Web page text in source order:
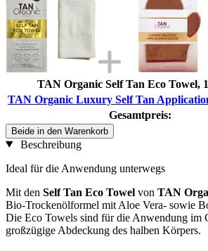
TAN Organic Self Tan Eco Towel,
TAN Organic Luxury Self Tan
Gesamtpreis:
Beide in den Warenkorb
Beschreibung
Ideal für die Anwendung unterwegs
Mit den Self Tan Eco Towel von TAN
Bio-Trockenölformel mit Aloe Vera- sowie
Die Eco Towels sind für die Anwendung im
großzügige Abdeckung des halben Körpers.